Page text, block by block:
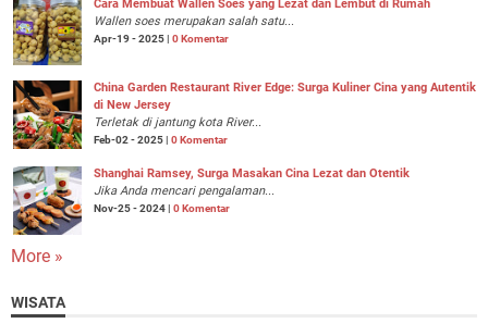
Cara Membuat Wallen Soes yang Lezat dan Lembut di Rumah
Wallen soes merupakan salah satu...
Apr-19 - 2025 | 0 Komentar
China Garden Restaurant River Edge: Surga Kuliner Cina yang Autentik
di New Jersey
Terletak di jantung kota River...
Feb-02 - 2025 | 0 Komentar
Shanghai Ramsey, Surga Masakan Cina Lezat dan Otentik
Jika Anda mencari pengalaman...
Nov-25 - 2024 | 0 Komentar
More »
WISATA